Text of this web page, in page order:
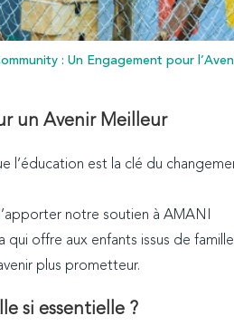
: Un Engagement pour
un Avenir Meilleur
l’éducation est la clé du
notre soutien à AMANI
offre aux enfants issus de
plus prometteur.
si essentielle ?